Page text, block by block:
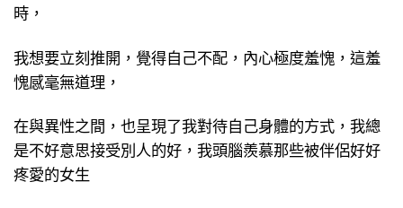
時，
我想要立刻推開，覺得自己不配，內心極度羞愧，這羞
愧感毫無道理，
在與異性之間，也呈現了我對待自己身體的方式，我總
是不好意思接受別人的好，我頭腦羨慕那些被伴侶好好
疼愛的女生